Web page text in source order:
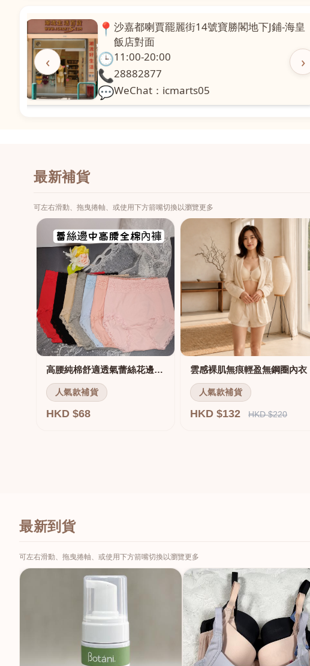
‹ ›
📍澳門啤利喇街121號珍興樓L1舖 粵華廣場對
面
🕒11:00-20:00
📞28331971
💬WeChat：icmarts02
最新補貨
可左右滑動、拖曳捲軸、或使用下方箭嘴切換以瀏覽更多
高腰純棉舒適透氣蕾絲花邊三角褲
人氣款補貨
HKD $68
雲感裸肌無痕輕盈無鋼圈內衣
人氣款補貨
HKD $132 HKD $220
最新到貨
可左右滑動、拖曳捲軸、或使用下方箭嘴切換以瀏覽更多